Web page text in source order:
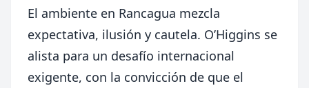
El ambiente en Rancagua mezcla
expectativa, ilusión y cautela. O’Higgins se
alista para un desafío internacional
exigente, con la convicción de que el